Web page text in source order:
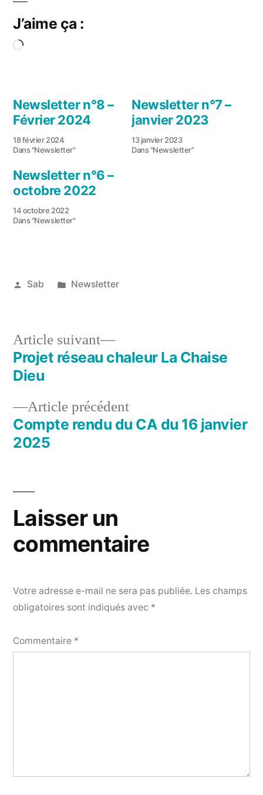
J’aime ça :
Chargement…
Newsletter n°8 –
Février 2024
18 février 2024
Dans "Newsletter"
Newsletter n°7 –
janvier 2023
13 janvier 2023
Dans "Newsletter"
Newsletter n°6 –
octobre 2022
14 octobre 2022
Dans "Newsletter"
Publié
Sab
2025
Publié
Newsletter
Navigation
l’article
Article précédentArticle
précédent :
Compte rendu du CA du 16 janvier
2025
Article suivant
Article
suivant :
Projet réseau chaleur La Chaise
Dieu
Laisser un
commentaire
Votre adresse e-mail ne sera pas publiée. Les champs
obligatoires sont indiqués avec *
Commentaire *